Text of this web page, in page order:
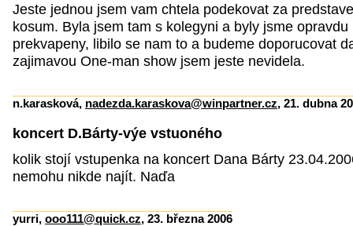
Jeste jednou jsem vam chtela podekovat za
kosum. Byla jsem tam s kolegyni a byly jsme opravdu
prekvapeny, libilo se nam to a budeme doporucovat
zajimavou One-man show jsem jeste nevidela.
n.karasková, nadezda.karaskova@winpartner.cz, 21. dubna
koncert D.Bárty-výe vstuoného
kolik stojí vstupenka na koncert Dana Bárty
nemohu nikde najít. Naďa
yurri, ooo111@quick.cz, 23. března 2006